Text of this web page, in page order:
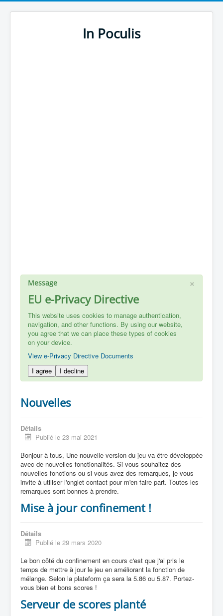
In Poculis
×
Message
EU e-Privacy Directive
This website uses cookies to manage authentication,
navigation, and other functions. By using our website,
you agree that we can place these types of cookies
on your device.
View e-Privacy Directive Documents
I agree
I decline
Nouvelles
Détails
Publié le 23 mai 2021
Bonjour à tous, Une nouvelle version du jeu va être développée
avec de nouvelles fonctionalités. Si vous souhaitez des
nouvelles fonctions ou si vous avez des remarques, je vous
invite à utiliser l'onglet contact pour m'en faire part. Toutes les
remarques sont bonnes à prendre.
Mise à jour confinement !
Détails
Publié le 29 mars 2020
Le bon côté du confinement en cours c'est que j'ai pris le
temps de mettre à jour le jeu en améliorant la fonction de
mélange. Selon la plateform ça sera la 5.86 ou 5.87. Portez-
vous bien et bons scores !
Serveur de scores planté